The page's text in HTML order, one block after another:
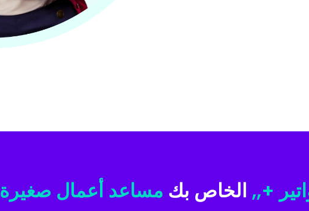
+,, الخاص بك مساعد أعمال صغيرة